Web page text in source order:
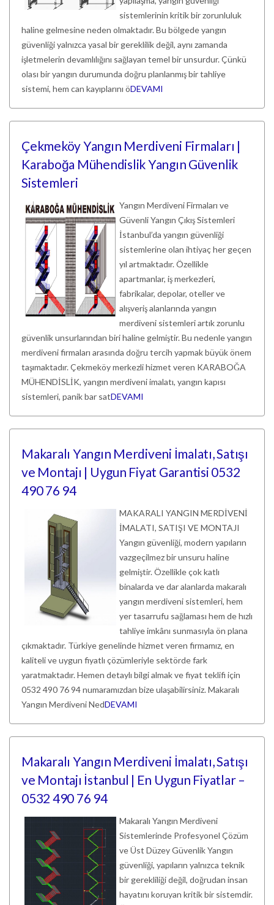
sistemlerinin kritik bir zorunluluk
haline gelmesine neden olmaktadır. Bu bölgede yangın
güvenliği yalnızca yasal bir gereklilik değil, aynı zamanda
işletmelerin devamlılığını sağlayan temel bir unsurdur. Çünkü
olası bir yangın durumunda doğru planlanmış bir tahliye
sistemi, hem can kayıplarını öDEVAMI
Çekmeköy Yangın Merdiveni Firmaları |
Karaboğa Mühendislik Yangın Güvenlik
Sistemleri
Yangın Merdiveni Firmaları ve
Güvenli Yangın Çıkış Sistemleri
İstanbul’da yangın güvenliği
sistemlerine olan ihtiyaç her geçen
yıl artmaktadır. Özellikle
apartmanlar, iş merkezleri,
fabrikalar, depolar, oteller ve
alışveriş alanlarında yangın
merdiveni sistemleri artık zorunlu
güvenlik unsurlarından biri haline gelmiştir. Bu nedenle yangın
merdiveni firmaları arasında doğru tercih yapmak büyük önem
taşımaktadır. Çekmeköy merkezli hizmet veren KARABOĞA
MÜHENDİSLİK, yangın merdiveni imalatı, yangın kapısı
sistemleri, panik bar satDEVAMI
Makaralı Yangın Merdiveni İmalatı, Satışı
ve Montajı | Uygun Fiyat Garantisi 0532
490 76 94
MAKARALI YANGIN MERDİVENİ
İMALATI, SATIŞI VE MONTAJI
Yangın güvenliği, modern yapıların
vazgeçilmez bir unsuru haline
gelmiştir. Özellikle çok katlı
binalarda ve dar alanlarda makaralı
yangın merdiveni sistemleri, hem
yer tasarrufu sağlaması hem de hızlı
tahliye imkânı sunmasıyla ön plana
çıkmaktadır. Türkiye genelinde hizmet veren firmamız, en
kaliteli ve uygun fiyatlı çözümleriyle sektörde fark
yaratmaktadır. Hemen detaylı bilgi almak ve fiyat teklifi için
0532 490 76 94 numaramızdan bize ulaşabilirsiniz. Makaralı
Yangın Merdiveni NedDEVAMI
Makaralı Yangın Merdiveni İmalatı, Satışı
ve Montajı İstanbul | En Uygun Fiyatlar –
0532 490 76 94
Makaralı Yangın Merdiveni
Sistemlerinde Profesyonel Çözüm
ve Üst Düzey Güvenlik Yangın
güvenliği, yapıların yalnızca teknik
bir gerekliliği değil, doğrudan insan
hayatını koruyan kritik bir sistemdir.